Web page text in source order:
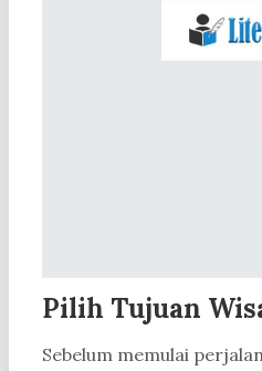
Pilih Tujuan
Sebelum memulai